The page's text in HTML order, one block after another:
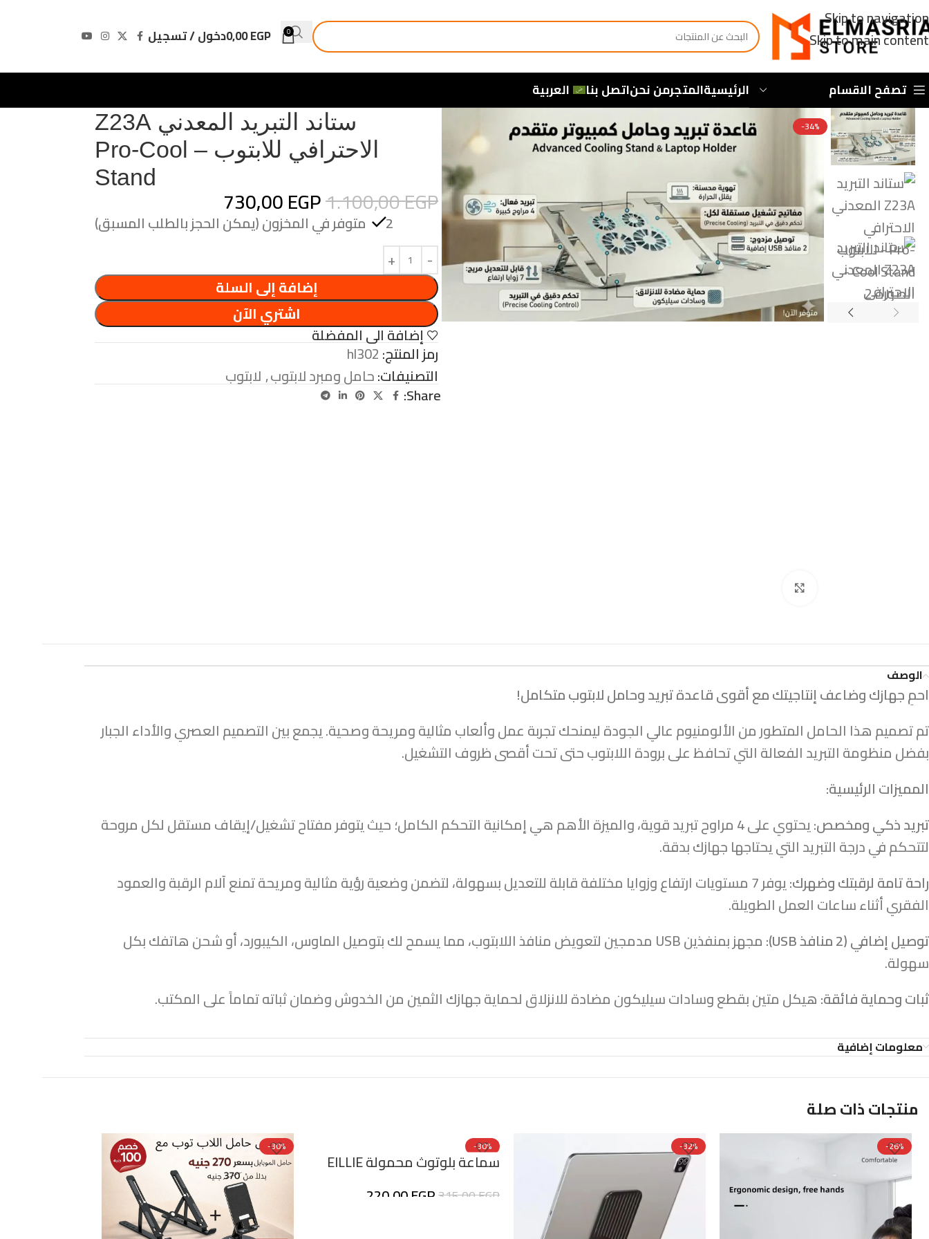
Skip to navigation
Skip to main content
0
0,00EGP دخول / تسجيل
تصفح الاقسام الرئيسيةالمتجرمن نحناتصل بنا العربية
-34%
ستاند التبريد المعدني Z23A
الاحترافي للابتوب – Pro-Cool
Stand
1.100,00EGP
730,00EGP
2 متوفر في المخزون (يمكن الحجز بالطلب المسبق)
إضافة إلى السلة
اشتري الآن
إضافة الى المفضلة
رمز المنتج:hl302
التصنيفات:حامل ومبرد لابتوب,لابتوب
Share:
الوصف
احمِ جهازك وضاعف إنتاجيتك مع أقوى قاعدة تبريد وحامل لابتوب متكامل!
تم تصميم هذا الحامل المتطور من الألومنيوم عالي الجودة ليمنحك تجربة عمل وألعاب مثالية ومريحة وصحية. يجمع بين التصميم العصري والأداء الجبار
بفضل منظومة التبريد الفعالة التي تحافظ على برودة اللابتوب حتى تحت أقصى ظروف التشغيل.
المميزات الرئيسية:
تبريد ذكي ومخصص:
يحتوي على 4 مراوح تبريد قوية، والميزة الأهم هي إمكانية التحكم الكامل؛ حيث يتوفر مفتاح تشغيل/إيقاف مستقل لكل مروحة
لتتحكم في درجة التبريد التي يحتاجها جهازك بدقة.
راحة تامة لرقبتك وضهرك:
يوفر 7 مستويات ارتفاع وزوايا مختلفة قابلة للتعديل بسهولة، لتضمن وضعية رؤية مثالية ومريحة تمنع آلام الرقبة والعمود
الفقري أثناء ساعات العمل الطويلة.
توصيل إضافي (2 منافذ USB):
مجهز بمنفذين USB مدمجين لتعويض منافذ اللابتوب، مما يسمح لك بتوصيل الماوس، الكيبورد، أو شحن هاتفك بكل
سهولة.
ثبات وحماية فائقة:هيكل متين بقطع وسادات سيليكون مضادة للانزلاق لحماية جهازك الثمين من الخدوش وضمان ثباته تماماً على المكتب.
معلومات إضافية
منتجات ذات صلة
-26%
-32%
-30%
سماعة بلوتوث محمولة EILLIE
وصوت Bass قوي315,00EGP
220,00EGP
-30%